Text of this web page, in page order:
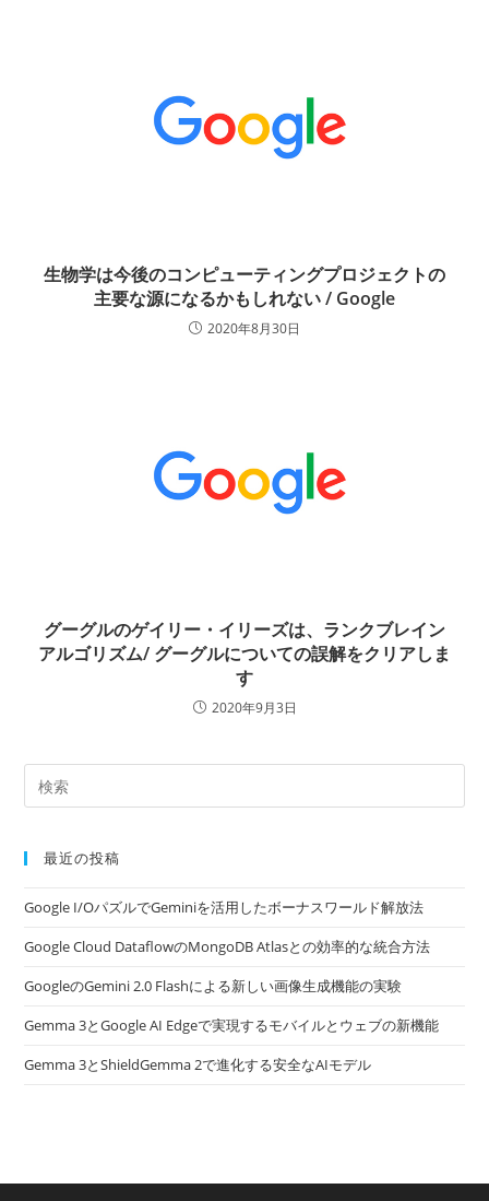
生物学は今後のコンピューティングプロジェクトの
主要な源になるかもしれない / Google
2020年8月30日
グーグルのゲイリー・イリーズは、ランクブレイン
アルゴリズム/ グーグルについての誤解をクリアしま
す
2020年9月3日
最近の投稿
Google I/OパズルでGeminiを活用したボーナスワールド解放法
Google Cloud DataflowのMongoDB Atlasとの効率的な統合方法
GoogleのGemini 2.0 Flashによる新しい画像生成機能の実験
Gemma 3とGoogle AI Edgeで実現するモバイルとウェブの新機能
Gemma 3とShieldGemma 2で進化する安全なAIモデル